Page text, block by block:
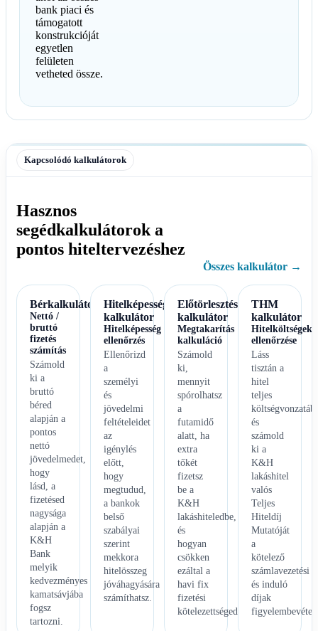
bank piaci és
támogatott
konstrukcióját
egyetlen
felületen
vetheted össze.
Kapcsolódó kalkulátorok
Hasznos
segédkalkulátorok a
pontos hiteltervezéshez
Összes kalkulátor →
Bérkalkulátor
Nettó /
bruttó
fizetés
számítás
Számold
ki a
bruttó
béred
alapján a
pontos
nettó
jövedelmedet,
hogy
lásd, a
fizetésed
nagysága
alapján a
K&H
Bank
melyik
kedvezményes
kamatsávjába
fogsz
tartozni.
Hitelképesség
kalkulátor
Hitelképesség
ellenőrzés
Ellenőrizd
a
személyi
és
jövedelmi
feltételeidet
az
igénylés
előtt,
hogy
megtudud,
a bankok
belső
szabályai
szerint
mekkora
hitelösszeg
jóváhagyására
számíthatsz.
Előtörlesztés
kalkulátor
Megtakarítás
kalkuláció
Számold
ki,
mennyit
spórolhatsz
a
futamidő
alatt, ha
extra
tőkét
fizetsz
be a
K&H
lakáshiteledbe,
és
hogyan
csökken
ezáltal a
havi fix
fizetési
kötelezettséged.
THM
kalkulátor
Hitelköltségek
ellenőrzése
Láss
tisztán a
hitel
teljes
és
számold
ki a
K&H
lakáshitel
valós
Teljes
Hiteldíj
Mutatóját
a
kötelező
számlavezetési
és induló
díjak